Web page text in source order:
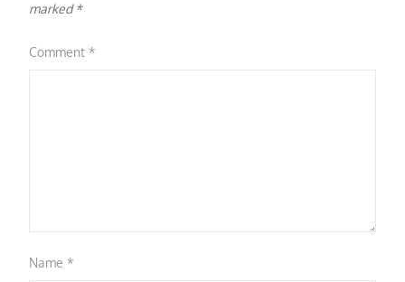
marked*
Comment*
Name*